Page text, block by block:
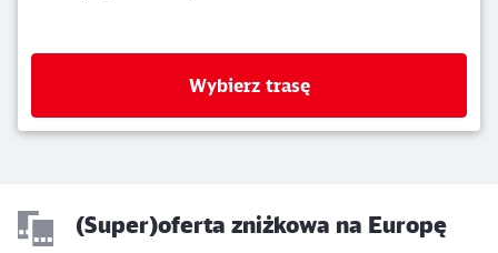
Wybierz trasę
(Super)oferta zniżkowa na Europę